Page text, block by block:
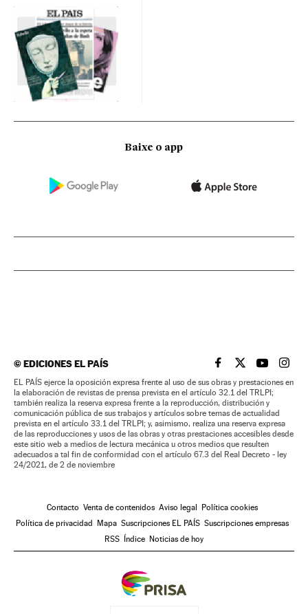
Baixe o app
©EDICIONES EL PAÍS EL PAÍS BRASIL EN
EL PAÍSEL PAÍS
EL
EL PAÍS ejerce la oposición expresa frente al uso de sus obras y prestaciones en
la elaboración de revistas de prensa prevista en el artículo 32.1 del TRLPI;
también realiza la reserva expresa frente a la reproducción, distribución y
comunicación pública de sus trabajos y artículos sobre temas de actualidad
prevista en el artículo 33.1 del TRLPI; y, asimismo, realiza una reserva expresa
de las reproducciones y usos de las obras y otras prestaciones accesibles desde
este sitio web a medios de lectura mecánica u otros medios que resulten
adecuados a tal fin de conformidad con el artículo 67.3 del Real Decreto - ley
24/2021, de 2 de noviembre
Contacto Venta de contenidos Aviso legal Política cookies
Política de privacidad Mapa Suscripciones EL PAÍS Suscripciones empresas
RSS Índice Noticias de hoy